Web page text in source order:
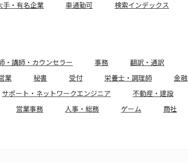
手・有名企業 車通勤可 検索インデックス
・講師・カウンセラー 事務
翻訳・通訳
業 秘書 受付 栄養士・調理師
金融
サポート・ネットワークエンジニア
不動産・建設
営業事務 人事・総務 ゲーム
商社